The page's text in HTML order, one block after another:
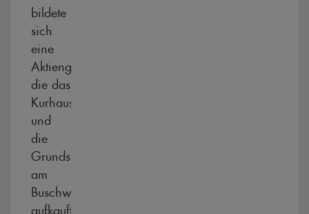
bildete
sich
eine
Aktiengesellschaft,
die das
Kurhaus
und
die
Grundstücke
am
Buschweg
aufkaufte.